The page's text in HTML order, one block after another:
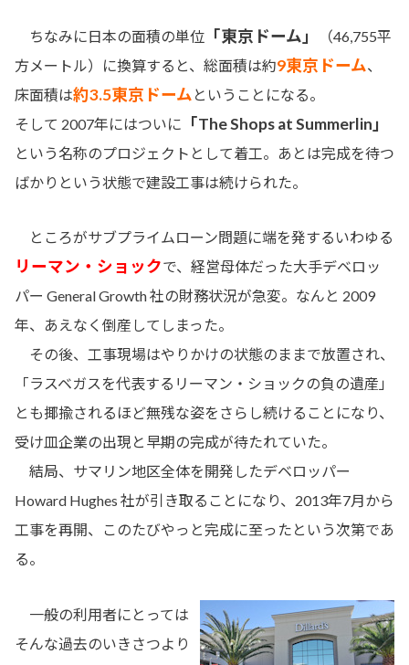
ちなみに日本の面積の単位 「東京ドーム」
（46,755平
方メートル）に換算すると、総面積は約9東京ドーム、
床面積は約3.5東京ドーム ということになる。
そして 2007年にはついに
「The Shops at Summerlin」
という名称のプロジェクトとして着工。あとは完成を待つ
ばかりという状態で建設工事は続けられた。
ところがサブプライムローン問題に端を発するいわゆる
リーマン・ショックで、経営母体だった大手デベロッ
パー General Growth 社の財務状況が急変。なんと 2009
年、あえなく倒産してしまった。
その後、工事現場はやりかけの状態のままで放置され、
「ラスベガスを代表するリーマン・ショックの負の遺産」
とも揶揄されるほど無残な姿をさらし続けることになり、
受け皿企業の出現と早期の完成が待たれていた。
結局、サマリン地区全体を開発したデベロッパー
Howard Hughes 社が引き取ることになり、2013年7月から
工事を再開、このたびやっと完成に至ったという次第であ
る。
一般の利用者にとっては
そんな過去のいきさつより